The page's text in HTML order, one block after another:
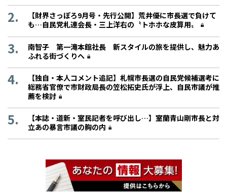
【財界さっぽろ9月号・先行公開】荒井優に市長選で負けて
も…自民党札連会長・三上洋右の〝トホホな皮算用〟
南智子 第一滝本館社長 新スタイルの旅を提供し、魅力あ
ふれる街づくりへ
【独自・本人コメント追記】札幌市長選の自民党候補選考に
総務省官僚で市財政局長の笠松拓史氏が浮上、自民市議が推
薦を検討
【本誌・道新・室民記者を呼び出し…】室蘭青山剛市長と対
立あの暴言市議の胸の内